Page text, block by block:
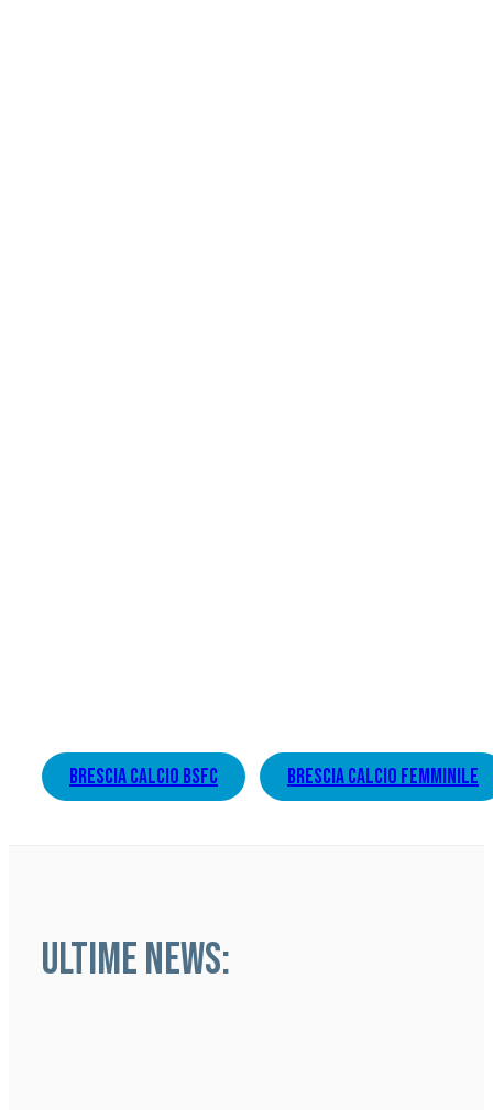
brescia calcio bsfc brescia calcio femminile
ULTIME NEWS: